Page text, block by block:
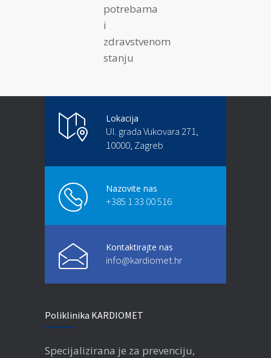
potrebama
i
zdravstvenom
stanju
Lokacija
Ul. grada Vukovara 271,
10000, Zagreb
Nazovite nas
+385 1 33 00 516
Kontaktirajte nas
info@kardiomet.hr
Poliklinika KARDIOMET
Specijalizirana je za prevenciju,